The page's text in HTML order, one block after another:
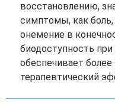
восстановлению,
симптомы, как
онемение в
биодоступность
обеспечивает
терапевтический